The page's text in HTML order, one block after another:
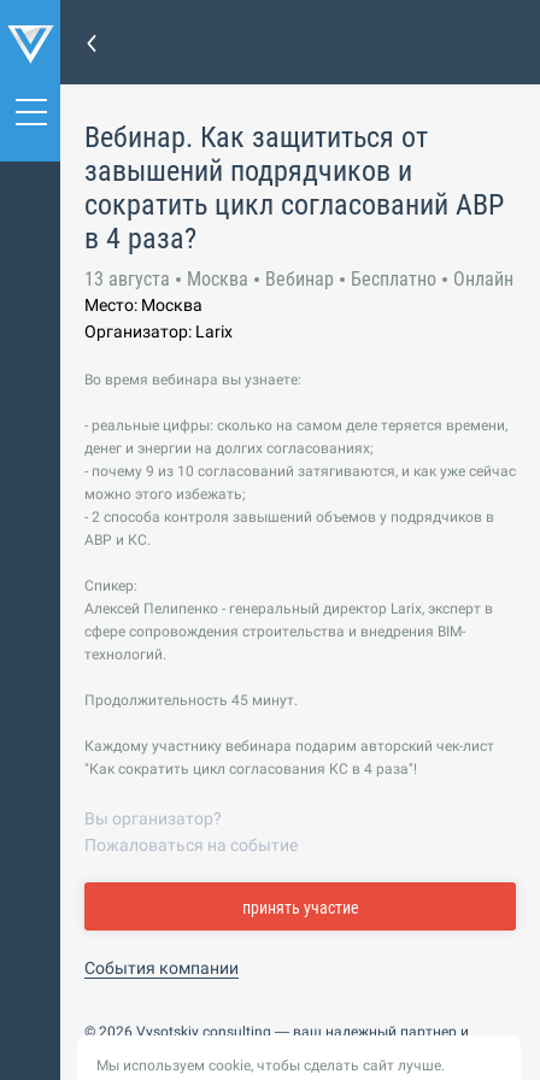
Вебинар. Как защититься от
завышений подрядчиков и
сократить цикл согласований АВР
в 4 раза?
13 августа Москва Вебинар Бесплатно Онлайн
Место: Москва
Организатор: Larix
Во время вебинара вы узнаете:
- реальные цифры: сколько на самом деле теряется времени,
денег и энергии на долгих согласованиях;
- почему 9 из 10 согласований затягиваются, и как уже сейчас
можно этого избежать;
- 2 способа контроля завышений объемов у подрядчиков в
АВР и КС.
Спикер:
Алексей Пелипенко - генеральный директор Larix, эксперт в
сфере сопровождения строительства и внедрения BIM-
технологий.
Продолжительность 45 минут.
Каждому участнику вебинара подарим авторский чек-лист
"Как сократить цикл согласования КС в 4 раза"!
Вы организатор?
Пожаловаться на событие
принять участие
События компании
© 2026 Vysotskiy consulting — ваш надежный партнер и
Цифровизация, BIM, ИИ. Внедряем и оптимизируем
Мы используем cookie, чтобы сделать сайт лучше.